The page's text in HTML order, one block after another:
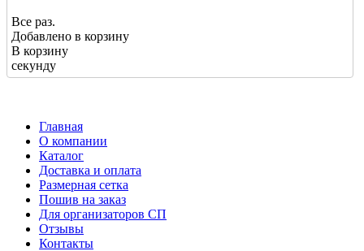
Все раз.
Добавлено в корзину
В корзину
секунду
Главная
О компании
Каталог
Доставка и оплата
Размерная сетка
Пошив на заказ
Для организаторов СП
Отзывы
Контакты